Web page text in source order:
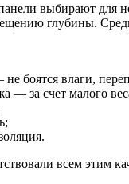
выбирают для
глубины.
боятся влаги,
— за счет малого
всем этим